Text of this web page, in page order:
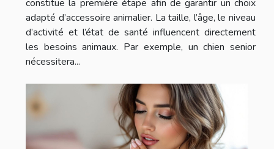
constitue la première étape afin de garantir un choix
adapté d’accessoire animalier. La taille, l’âge, le niveau
d’activité et l’état de santé influencent directement
les besoins animaux. Par exemple, un chien senior
nécessitera...